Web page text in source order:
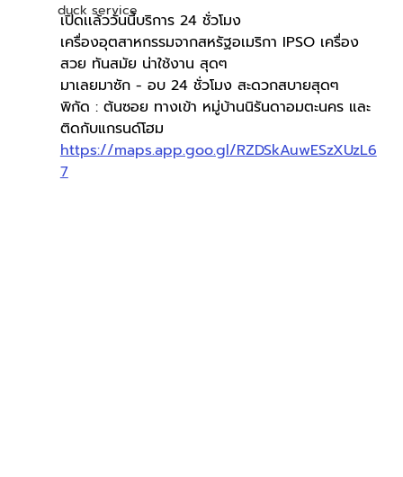
duck service
เปิดเเล้ววันนี้บริการ 24 ชั่วโมง
เครื่องอุตสาหกรรมจากสหรัฐอเมริกา IPSO เครื่อง
สวย ทันสมัย น่าใช้งาน สุดๆ
มาเลยมาซัก - อบ 24 ชั่วโมง สะดวกสบายสุดๆ
พิกัด : ต้นซอย ทางเข้า หมู่บ้านนิรันดาอมตะนคร และ
ติดกับแกรนด์โฮม
https://maps.app.goo.gl/RZDSkAuwESzXUzL6
7